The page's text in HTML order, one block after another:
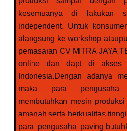
kesemuanya di lakukan
independent. Untuk
alangsung ke workshop
pemasaran CV MITRA JAYA
online dan dapt di akses
Indonesia.Dengan adanya
maka para pengusaha
membutuhkan mesin
amanah serta berkualitas
para pengusaha paving